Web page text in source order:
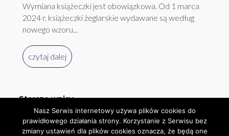
Wymiana książeczki jest obowiązkowa. Od 1 marca
2024 r. książeczki żeglarskie wydawane są według
nowego wzoru...
czytaj dalej
« Starsze wpisy
Nasz Serwis internetowy używa plików cookies do
prawidłowego działania strony. Korzystanie z Serwisu bez
zmiany ustawień dla plików cookies oznacza, że będą one